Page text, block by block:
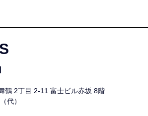
鶴 2丁目 2-11 富士ビル赤坂 8階
代）